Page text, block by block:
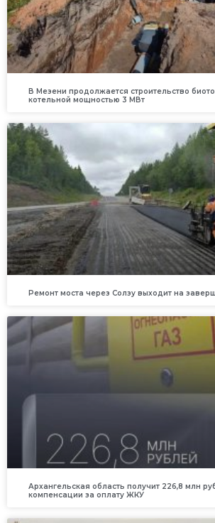
В Мезени продолжается строительство
котельной мощностью 3 МВт
Ремонт моста через Солзу выходит на
Архангельская область получит 226,8 млн
компенсации за оплату ЖКУ